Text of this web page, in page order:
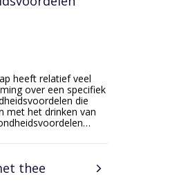
heeft relatief veel
over een specifiek
die
met het drinken van
thee